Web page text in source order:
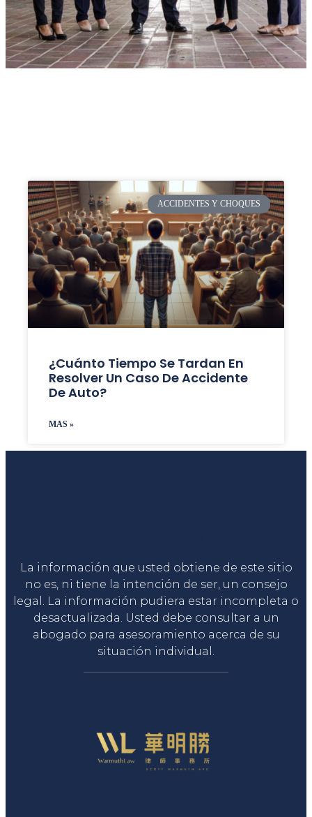
ACCIDENTES Y CHOQUES
¿Cuánto Tiempo Se Tardan En
Resolver Un Caso De Accidente
De Auto?
MAS »
La información que usted obtiene de este sitio
no es, ni tiene la intención de ser, un consejo
legal. La información pudiera estar incompleta o
desactualizada. Usted debe consultar a un
abogado para asesoramiento acerca de su
situación individual.